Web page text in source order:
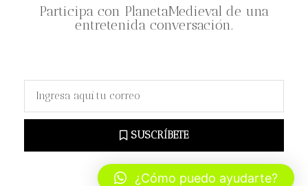
Participa con PlanetaMedieval de una
entretenida conversación.
SUSCRÍBETE
¿Cómo puedo ayudarte?